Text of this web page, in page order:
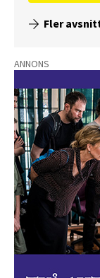
Fler
ANNONS